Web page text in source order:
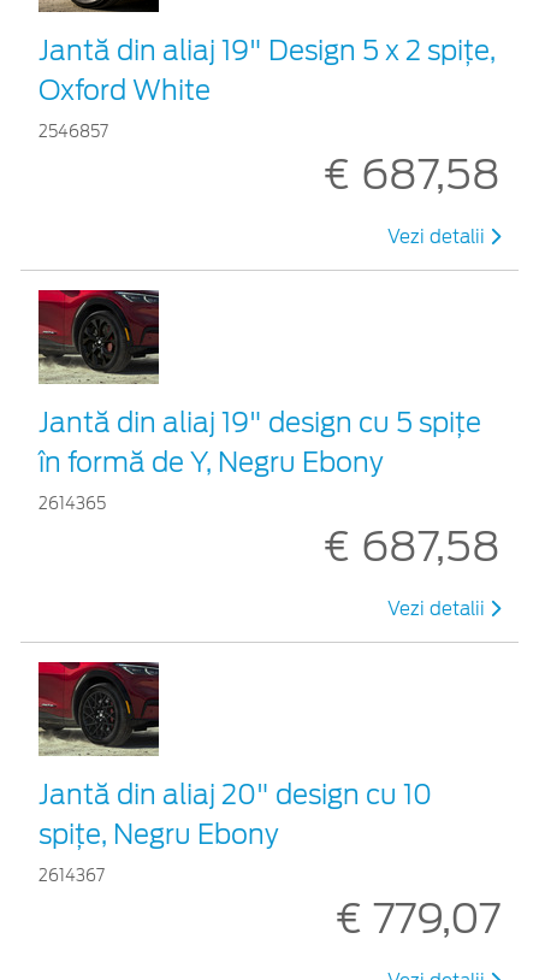
Jantă din aliaj 19" Design 5 x 2 spițe,
Oxford White
2546857
€ 687,58
Vezi detalii
Jantă din aliaj 19" design cu 5 spițe
în formă de Y, Negru Ebony
2614365
€ 687,58
Vezi detalii
Jantă din aliaj 20" design cu 10
spițe, Negru Ebony
2614367
€ 779,07